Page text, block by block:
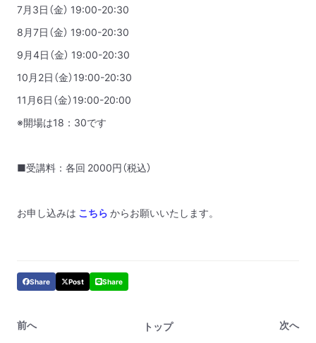
7月3日（金） 19:00-20:30
8月7日（金） 19:00-20:30
9月4日（金） 19:00-20:30
10月2日（金）19:00-20:30
11月6日（金）19:00-20:00
※開場は18：30です
■受講料：各回 2000円（税込）
お申し込みは こちら からお願いいたします。
Share Post Share
前へ トップ 次へ